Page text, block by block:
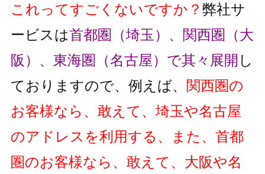
これってすごくないですか？ 弊社サ
ービスは首都圏（埼玉）、関西圏（大
阪）、東海圏（名古屋）で其々展開 し
ておりますので、例えば、 関西圏の
お客様なら、敢えて、埼玉や名古屋
のアドレスを利用する、また、首都
圏のお客様なら、敢えて、大阪や名